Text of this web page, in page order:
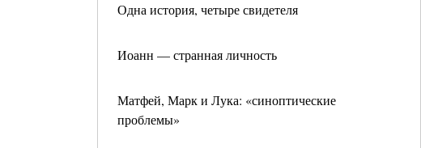
Одна история, четыре свидетеля
Иоанн — странная личность
Матфей, Марк и Лука: «синоптические
проблемы»